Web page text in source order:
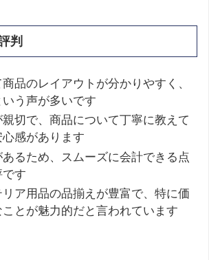
判
品のレイアウトが分かりやすく、
う声が多いです
切で、商品について丁寧に教えて
心感があります
るため、スムーズに会計できる点
す
ア用品の品揃えが豊富で、特に価
とが魅力的だと言われています